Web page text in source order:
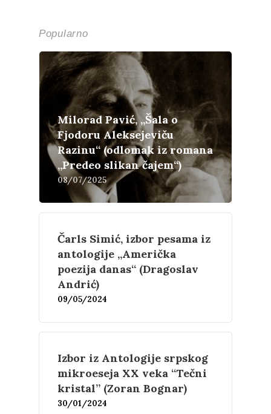
Popularno
Milorad Pavić, „Šala o
Fjodoru Aleksejeviču
Razinu“ (odlomak iz romana
„Predeo slikan čajem“)
08/07/2025
Čarls Simić, izbor pesama iz
antologije „Američka
poezija danas“ (Dragoslav
Andrić)
09/05/2024
Izbor iz Antologije srpskog
mikroeseja XX veka “Tečni
kristal” (Zoran Bognar)
30/01/2024
Književnost
Poezija
Teorija